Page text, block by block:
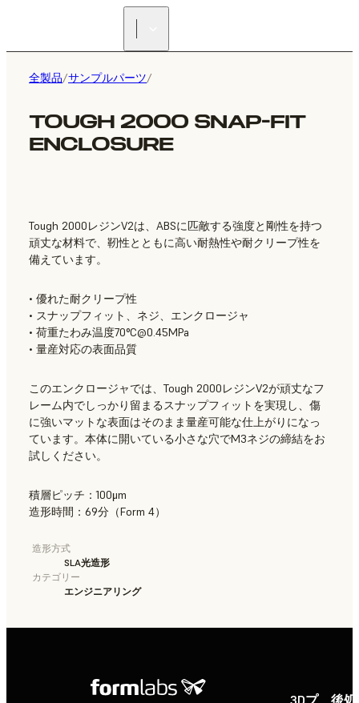
全製品/サンプルパーツ/
TOUGH 2000 SNAP-FIT
ENCLOSURE
Tough 2000レジンV2は、ABSに匹敵する強度と剛性を持つ
頑丈な材料で、靭性とともに高い耐熱性や耐クリープ性を
備えています。
• 優れた耐クリープ性
• スナップフィット、ネジ、エンクロージャ
• 荷重たわみ温度70°C@0.45MPa
• 量産対応の表面品質
このエンクロージャでは、Tough 2000レジンV2が頑丈なフ
レーム内でしっかり留まるスナップフィットを実現し、傷
に強いマットな表面はそのまま量産可能な仕上がりになっ
ています。本体に開いている小さな穴でM3ネジの締結をお
試しください。
積層ピッチ：100μm
造形時間：69分（Form 4）
造形方式
SLA光造形
カテゴリー
エンジニアリング